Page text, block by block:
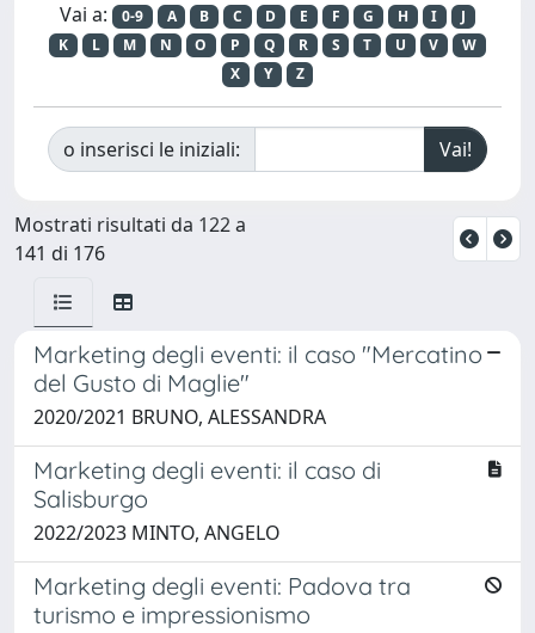
Vai a: 0-9 A B C D E F G H I
J
K
L M N O P Q R S T U V
W
X
Y Z
o inserisci le iniziali:
Mostrati risultati da 122 a
141 di 176
Marketing degli eventi: il caso "Mercatino
del Gusto di Maglie"
2020/2021 BRUNO, ALESSANDRA
Marketing degli eventi: il caso di
Salisburgo
2022/2023 MINTO, ANGELO
Marketing degli eventi: Padova tra
turismo e impressionismo